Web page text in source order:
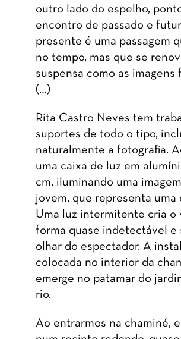
outro lado do espelho,
encontro de passado e
presente é uma passagem
no tempo, mas que se
suspensa como as imagens
(…)
Rita Castro Neves tem
suportes de todo o tipo,
naturalmente a fotografia.
uma caixa de luz em
cm, iluminando uma
jovem, que representa uma
Uma luz intermitente cria o
forma quase indetectável e
olhar do espectador. A
colocada no interior da
emerge no patamar do
rio.
Ao entrarmos na chaminé,